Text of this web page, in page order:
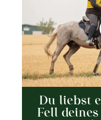
Du liebst
Fell